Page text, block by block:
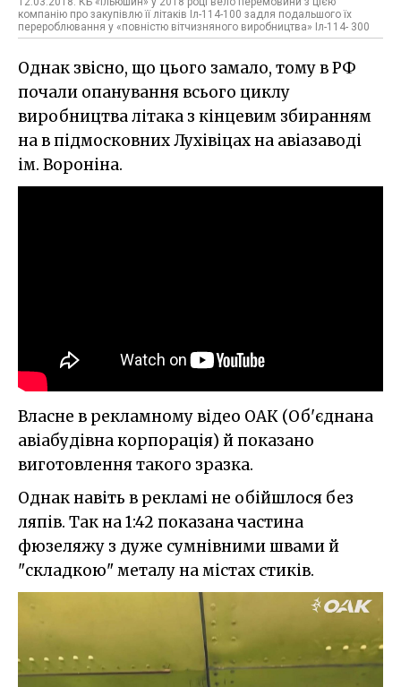
компанію про закупівлю її літаків Іл-114-100 задля подальшого їх
перероблювання у «повністю вітчизняного виробництва» Іл-114- 300
Однак звісно, що цього замало, тому в РФ
почали опанування всього циклу
виробництва літака з кінцевим збиранням
на в підмосковних Лухівіцах на авіазаводі
ім. Вороніна.
Власне в рекламному відео ОАК (Об'єднана
авіабудівна корпорація) й показано
виготовлення такого зразка.
Однак навіть в рекламі не обійшлося без
ляпів. Так на 1:42 показана частина
фюзеляжу з дуже сумнівними швами й
"складкою" металу на містах стиків.